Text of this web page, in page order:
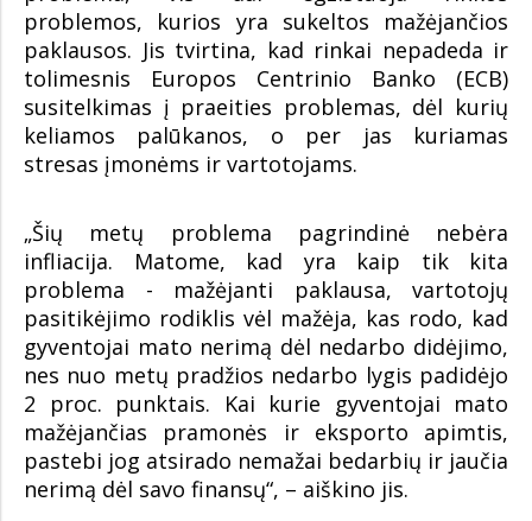
problemos, kurios yra sukeltos mažėjančios
paklausos. Jis tvirtina, kad rinkai nepadeda ir
tolimesnis Europos Centrinio Banko (ECB)
susitelkimas į praeities problemas, dėl kurių
keliamos palūkanos, o per jas kuriamas
stresas įmonėms ir vartotojams.
„Šių metų problema pagrindinė nebėra
infliacija. Matome, kad yra kaip tik kita
problema - mažėjanti paklausa, vartotojų
pasitikėjimo rodiklis vėl mažėja, kas rodo, kad
gyventojai mato nerimą dėl nedarbo didėjimo,
nes nuo metų pradžios nedarbo lygis padidėjo
2 proc. punktais. Kai kurie gyventojai mato
mažėjančias pramonės ir eksporto apimtis,
pastebi jog atsirado nemažai bedarbių ir jaučia
nerimą dėl savo finansų“, – aiškino jis.